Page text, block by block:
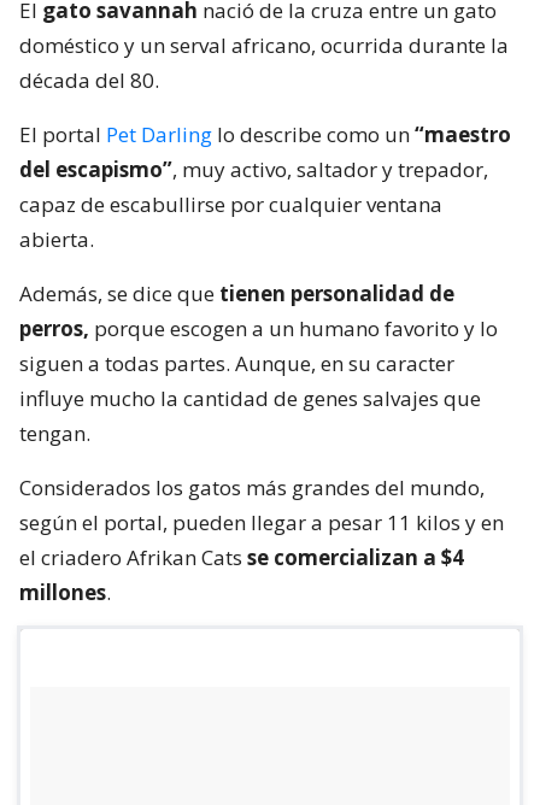
El gato savannah nació de la cruza entre un gato
doméstico y un serval africano, ocurrida durante la
década del 80.
El portal Pet Darling lo describe como un“maestro
del escapismo”, muy activo, saltador y trepador,
capaz de escabullirse por cualquier ventana
abierta.
Además, se dice que tienen personalidad de
perros, porque escogen a un humano favorito y lo
siguen a todas partes. Aunque, en su caracter
influye mucho la cantidad de genes salvajes que
tengan.
Considerados los gatos más grandes del mundo,
según el portal, pueden llegar a pesar 11 kilos y en
el criadero Afrikan Cats se comercializan a $4
millones.